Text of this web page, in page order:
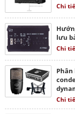
Chi
lưu
Chi
Chi